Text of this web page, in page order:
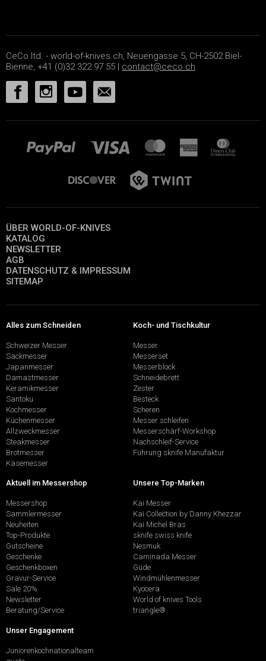
CeCo ltd. - world-of-knives.ch, Neuengasse 5, CH-2502 Biel-
Bienne, +41 (0)32 322 97 55 | contact@ceco.ch
ÜBER WORLD-OF-KNIVES
KATALOG
NEWSLETTER
AGB
DATENSCHUTZ & IMPRESSUM
SITEMAP
Alles zum Schneiden
Schweizer Messer
Sackmesser
Japanmesser
Damastmesser
Keramikmesser
Santoku
Kochmesser
Küchenmesser
Allzweckmesser
Steakmesser
Brotmesser
Käsemesser
Koch- und Tischkultur
Messer
Messerset
Messerblock
Schneidebrett
Zester
Besteck
Scheren
Messer schleifen
Messerschärf-Workshop
Nachschleif-Service
Führung sknife Manufaktur
Aktuell im Messershop
Messershop
Sammlermesser
Neuheiten
Top-Produkte
Gutscheine
Geschenke
Geschenkboxen
Gravur-Service
Sale 20%
Newsletter
Beratung/Service
Unsere Top-Marken
Kai Messer
Kai Collection by Danny Khezzar
Kai Michel Bras
sknife swiss knife
Nesmuk
Caminada Messer
Güde
Windmühlenmesser
Kyocera
World of knives Tools
triangle®
Unser Engagement
Juniorenkochnationalteam